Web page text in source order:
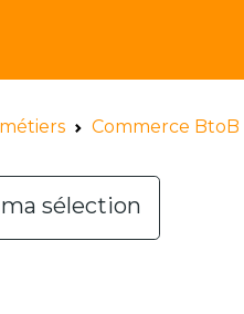
Commerce BtoB
sélection